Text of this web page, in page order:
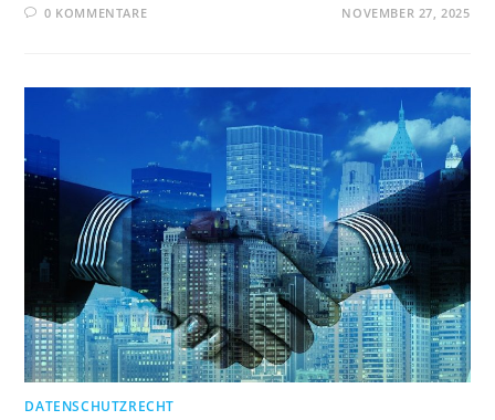
0 KOMMENTARE NOVEMBER 27, 2025
DATENSCHUTZRECHT